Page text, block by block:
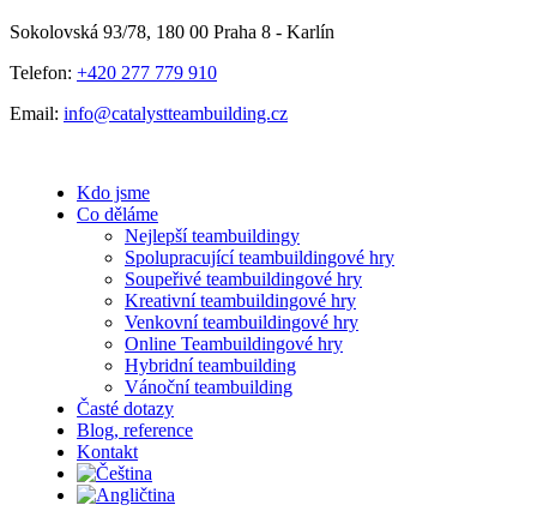
Sokolovská 93/78, 180 00 Praha 8 - Karlín
Telefon: +420 277 779 910
Email: info@catalystteambuilding.cz
Kdo jsme
Co děláme
Nejlepší teambuildingy
Spolupracující teambuildingové hry
Soupeřivé teambuildingové hry
Kreativní teambuildingové hry
Venkovní teambuildingové hry
Online Teambuildingové hry
Hybridní teambuilding
Vánoční teambuilding
Časté dotazy
Blog, reference
Kontakt